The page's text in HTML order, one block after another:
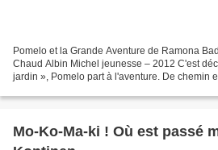
Pomelo et la Grande Aventure de Ramona
Chaud Albin Michel jeunesse – 2012 C'est
jardin », Pomelo part à l'aventure. De chemin
Mo-Ko-Ma-ki ! Où est passé